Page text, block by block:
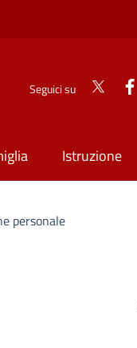
Seguici su
Istruzione
personale